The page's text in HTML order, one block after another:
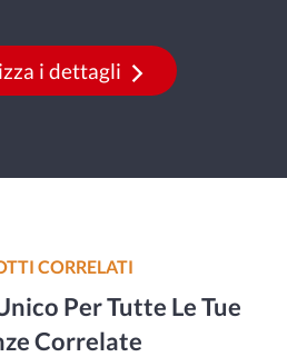
i dettagli
CORRELATI
Per Tutte Le Tue
Correlate